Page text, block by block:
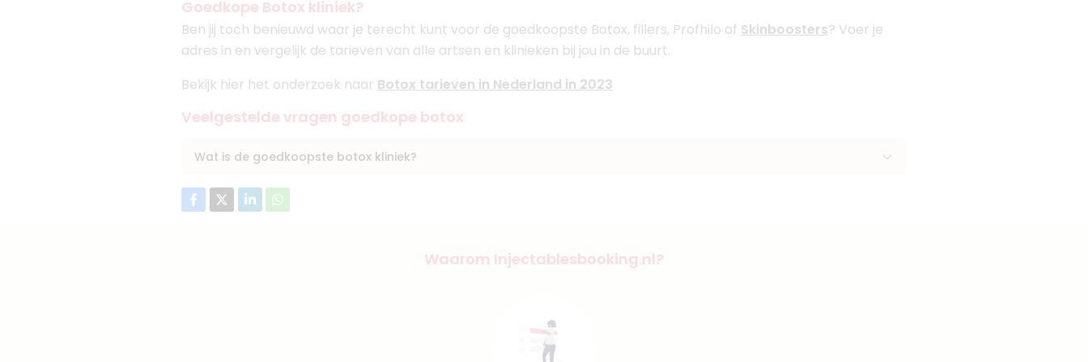
Goedkope Botox kliniek?
Ben jij toch benieuwd waar je terecht kunt voor de goedkoopste Botox, fillers, Profhilo of Skinboosters? Voer je
adres in en vergelijk de tarieven van alle artsen en klinieken bij jou in de buurt.
Bekijk hier het onderzoek naar Botox tarieven in Nederland in 2023
Veelgestelde vragen goedkope botox
Wat is de goedkoopste botox kliniek?
Waarom Injectablesbooking.nl?